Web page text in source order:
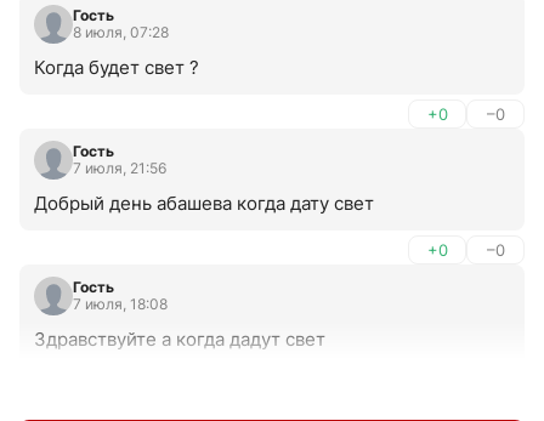
Гость
8 июля, 07:28
Когда будет свет ?
+0 –0
Гость
7 июля, 21:56
Добрый день абашева когда дату свет
+0 –0
Гость
7 июля, 18:08
Здравствуйте а когда дадут свет